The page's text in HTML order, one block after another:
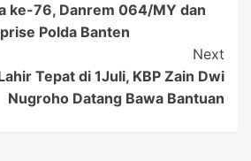
ke-76, Danrem 064/MY dan
Polda Banten
Next
Tepat di 1Juli, KBP Zain Dwi
Nugroho Datang Bawa Bantuan